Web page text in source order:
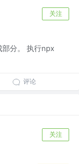
关注
分。 执行npx
评论
关注